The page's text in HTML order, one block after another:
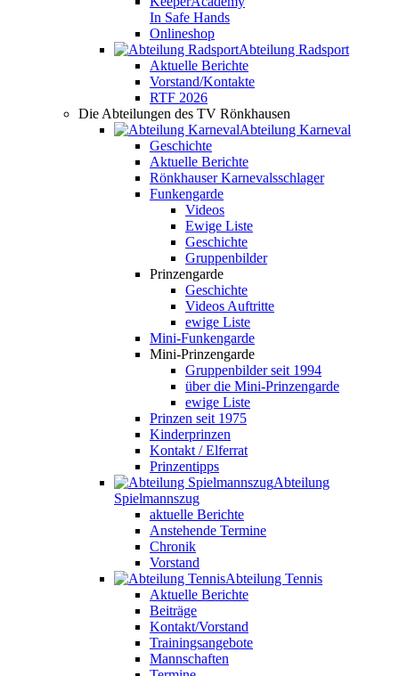
In Safe Hands
Onlineshop
Abteilung Radsport
Aktuelle Berichte
Vorstand/Kontakte
RTF 2026
Die Abteilungen des TV Rönkhausen
Abteilung Karneval
Geschichte
Aktuelle Berichte
Rönkhauser Karnevalsschlager
Funkengarde
Videos
Ewige Liste
Geschichte
Gruppenbilder
Prinzengarde
Geschichte
Videos Auftritte
ewige Liste
Mini-Funkengarde
Mini-Prinzengarde
Gruppenbilder seit 1994
über die Mini-Prinzengarde
ewige Liste
Prinzen seit 1975
Kinderprinzen
Kontakt / Elferrat
Prinzentipps
Abteilung
Spielmannszug
aktuelle Berichte
Anstehende Termine
Chronik
Vorstand
Abteilung Tennis
Aktuelle Berichte
Beiträge
Kontakt/Vorstand
Trainingsangebote
Mannschaften